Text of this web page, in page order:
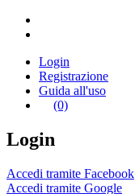
Login
Registrazione
Guida all'uso
(0)
Login
Accedi tramite Facebook
Accedi tramite Google